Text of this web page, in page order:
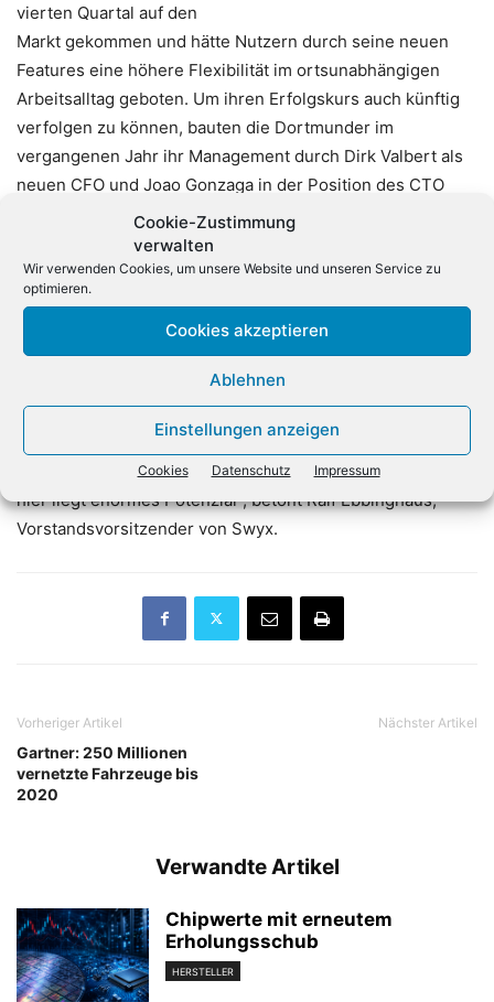
Cookie-Zustimmung
verwalten
Wir verwenden Cookies, um unsere Website und unseren Service zu
optimieren.
Cookies akzeptieren
Ablehnen
Einstellungen anzeigen
Cookies Datenschutz Impressum
vierten Quartal auf den
Markt gekommen und hätte Nutzern durch seine neuen
Features eine höhere Flexibilität im ortsunabhängigen
Arbeitsalltag geboten. Um ihren Erfolgskurs auch künftig
verfolgen zu können, bauten die Dortmunder im
vergangenen Jahr ihr Management durch Dirk Valbert als
neuen CFO und Joao Gonzaga in der Position des CTO
aus. Abteilungsübergreifend hätte Swyx die jeweiligen
Teams darüber hinaus mit vielen neuen Mitarbeitern
verstärkt.
„Unser Ziel ist es, das Cloud-Geschäft sowohl mit unseren
großen Service Provider als auch mit unseren
Fachhandelspartnern weiter auszubauen. Als Hersteller
werden wir durch permanente Produktinnovationen die
Unternehmenskommunikation des deutschen Mittelstands
noch effizienter und zukunftssicherer mit gestalten, denn
hier liegt enormes Potenzial“, betont Ralf Ebbinghaus,
Vorstandsvorsitzender von Swyx.
Vorheriger Artikel
Gartner: 250 Millionen
vernetzte Fahrzeuge bis
2020
Nächster Artikel
Verwandte Artikel
Chipwerte mit erneutem
Erholungsschub
HERSTELLER